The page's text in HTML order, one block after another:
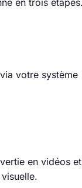
en trois
votre système
en vidéos et